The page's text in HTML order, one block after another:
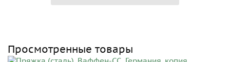
Просмотренные товары